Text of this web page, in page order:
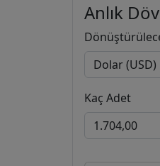
Anlık
Kaç Adet